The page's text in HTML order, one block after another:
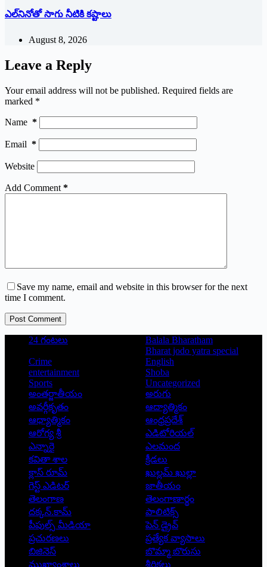
ఎల్‌నినోతో సాగు నీటికి కష్టాలు
August 8, 2026
Leave a Reply
Your email address will not be published. Required fields are
marked *
Name *
Email *
Website
Add Comment *
Save my name, email and website in this browser for the next
time I comment.
Post Comment
24 గంటలు
Balala Bharatham
Bharat jodo yatra special
Crime
English
entertainment
Shoba
Sports
Uncategorized
అంతర్జాతీయం
అరుగు
అవర్గీకృతం
ఆద్యాత్మికం
ఆధ్యాత్మికం
ఆంధ్రప్రదేశ్
ఆరోగ్య శ్రీ
ఎడిటోరియల్
ఎన్నారై
ఎలమంద
కవితా శాల
క్రీడలు
క్లాస్ రూమ్
ఖుల్లమ్ ఖుల్లా
గెస్ట్ ఎడిటర్
జాతీయం
తెలంగాణ
తెలంగాణార్థం
దక్కన్.కామ్
పాలిటిక్స్
పీపుల్స్ ‌మీడియా
పెన్ డ్రైవ్
ప్రచురణలు
ప్రత్యేక వ్యాసాలు
బిజినెస్
బొమ్మా బొరుసు
ముఖ్యాంశాలు
శీర్షికలు